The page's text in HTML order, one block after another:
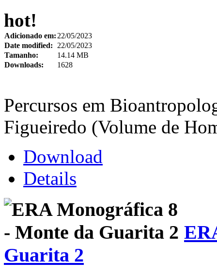
hot!
Adicionado em: 22/05/2023
Date modified:
22/05/2023
Tamanho:
14.14 MB
Downloads:
1628
Percursos em
Figueiredo (Volume de
Download
Details
Guarita 2